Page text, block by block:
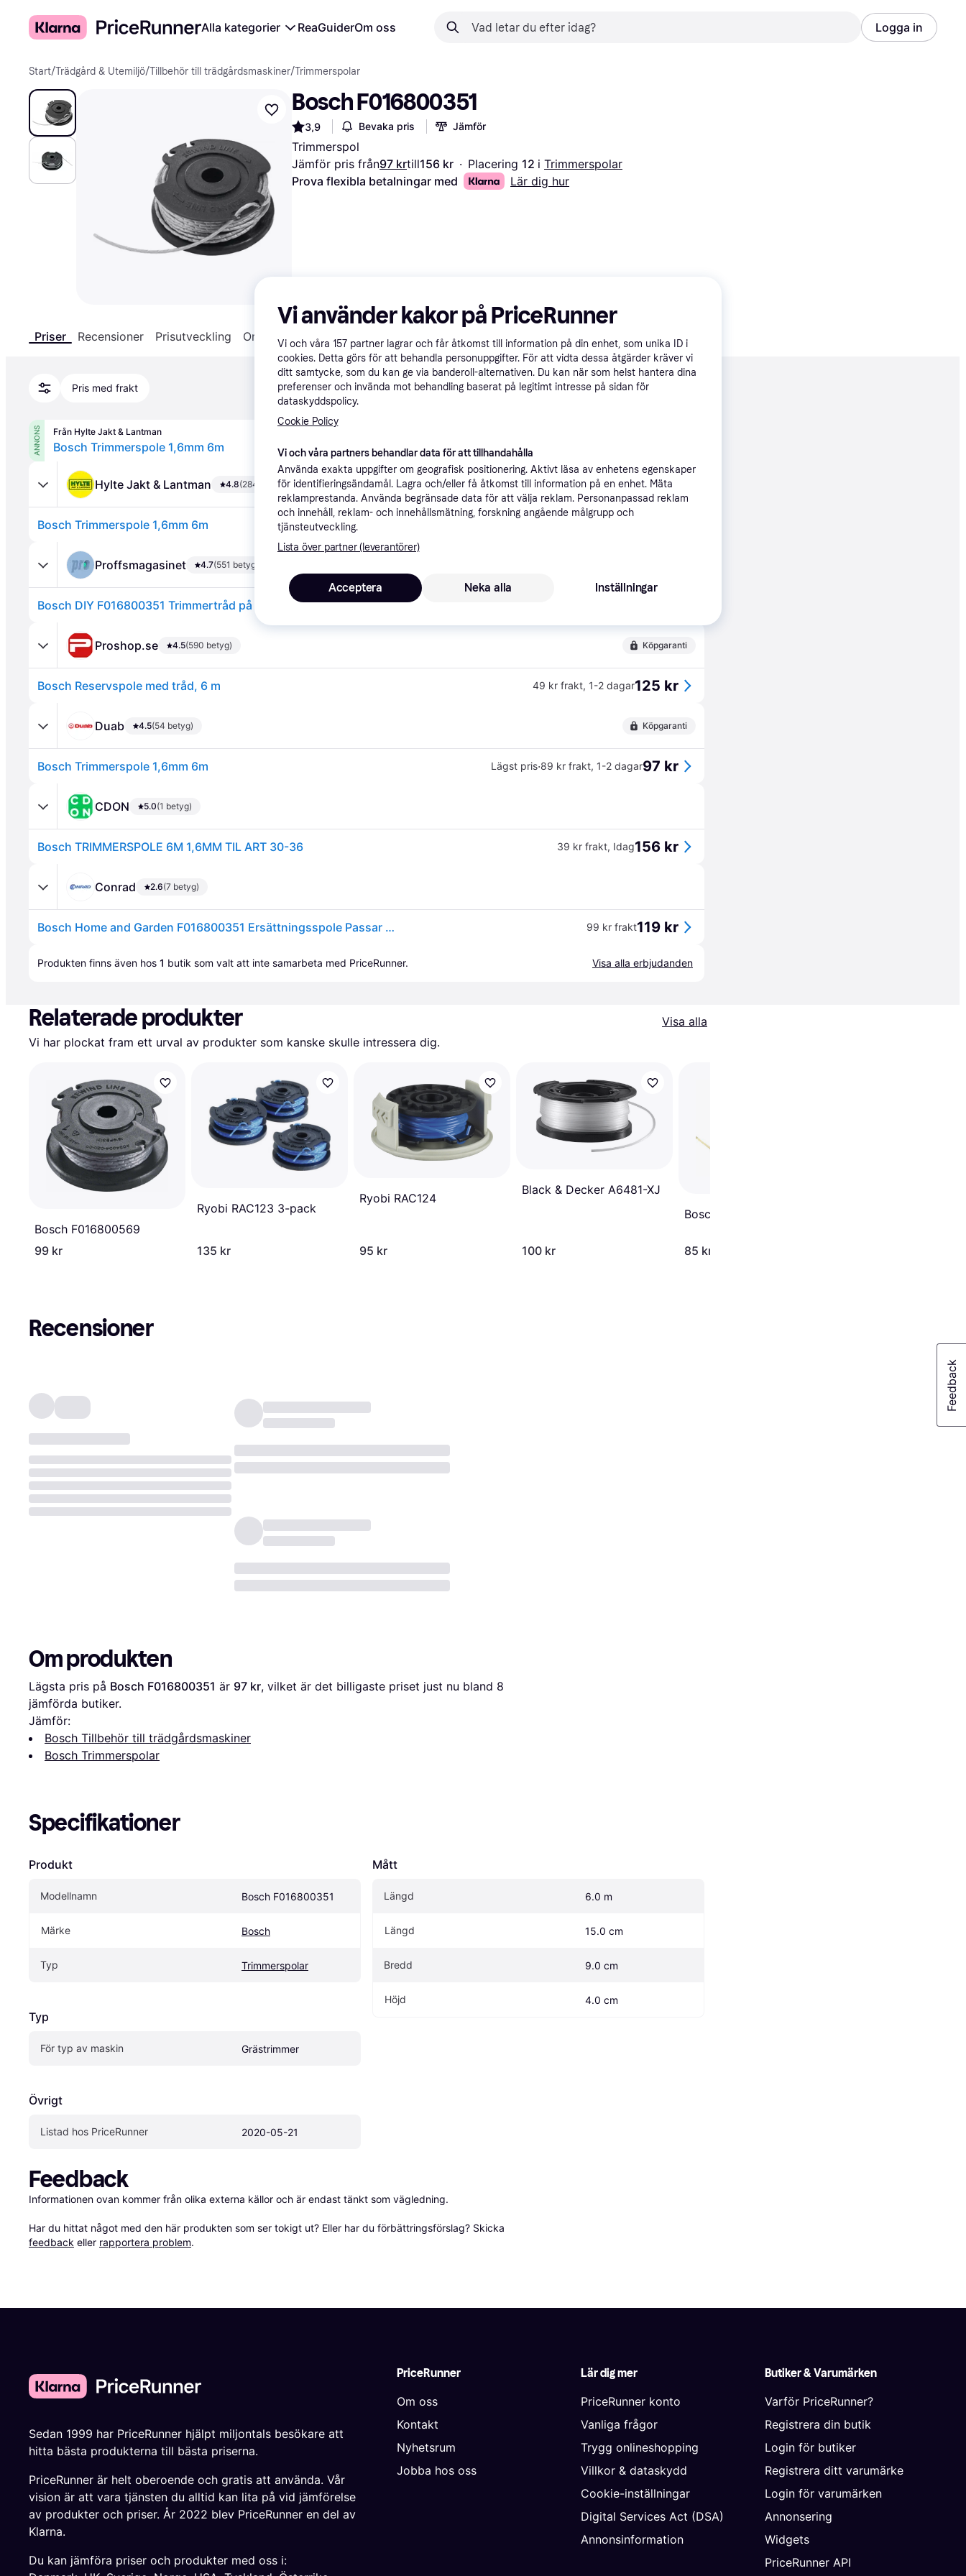
Alla kategorier ReaGuiderOm oss Logga in
Start/Trädgård & Utemiljö/Tillbehör till trädgårdsmaskiner/Trimmerspolar
Bosch F016800351
3,9 Bevaka pris Jämför
Trimmerspol
Jämför pris från97 krtill156 kr · Placering 12 i Trimmerspolar
Prova flexibla betalningar med
Lär dig hur
Priser Recensioner Prisutveckling Om produkten Specifikationer
Pris med frakt Rekommenderad
ANNONS Från Hylte Jakt & Lantman
Bosch Trimmerspole 1,6mm 6m
Hylte Jakt & Lantman 4.8(284 betyg) Köpgaranti
Bosch Trimmerspole 1,6mm 6m
Proffsmagasinet 4.7(551 betyg)
Bosch DIY F016800351 Trimmertråd på spole, för ART 30-36 LI
Proshop.se 4.5(590 betyg) Köpgaranti
Bosch Reservspole med tråd, 6 m 49 kr frakt, 1-2 dagar125 kr
Duab 4.5(54 betyg) Köpgaranti
Bosch Trimmerspole 1,6mm 6m Lägst pris·89 kr frakt, 1-2 dagar97 kr
CDON 5.0(1 betyg)
Bosch TRIMMERSPOLE 6M 1,6MM TIL ART 30-36 39 kr frakt, Idag156 kr
Conrad 2.6(7 betyg)
Bosch Home and Garden F016800351 Ersättningsspole Passar till: Bosch ART 30-36 LI, Bosch ART 24, Bosch ART 27, Bosch ART 30 99 kr frakt119 kr
Produkten finns även hos 1 butik som valt att inte samarbeta med PriceRunner. Visa alla erbjudanden
Relaterade produkter
Visa alla
Vi har plockat fram ett urval av produkter som kanske skulle intressera dig.
Bosch F016800569
99 kr
Ryobi RAC123 3-pack
135 kr
Ryobi RAC124
95 kr
Black & Decker A6481-XJ
100 kr
Bosch F016800351
85 kr
Recensioner
Om produkten
Lägsta pris på Bosch F016800351 är 97 kr, vilket är det billigaste priset just nu bland 8
jämförda butiker.
Jämför:
Bosch Tillbehör till trädgårdsmaskiner
Bosch Trimmerspolar
Specifikationer
Produkt
Modellnamn Bosch F016800351
Märke Bosch
Typ Trimmerspolar
Typ
För typ av maskin Grästrimmer
Övrigt
Listad hos PriceRunner 2020-05-21
Mått
Längd 6.0 m
Längd 15.0 cm
Bredd 9.0 cm
Höjd 4.0 cm
Feedback
Informationen ovan kommer från olika externa källor och är endast tänkt som vägledning.
Har du hittat något med den här produkten som ser tokigt ut? Eller har du förbättringsförslag? Skicka
feedback eller rapportera problem.
PriceRunner
Om oss
Kontakt
Nyhetsrum
Jobba hos oss
Lär dig mer
PriceRunner konto
Vanliga frågor
Trygg onlineshopping
Villkor & dataskydd
Cookie-inställningar
Digital Services Act (DSA)
Annonsinformation
Butiker & Varumärken
Varför PriceRunner?
Registrera din butik
Login för butiker
Registrera ditt varumärke
Login för varumärken
Annonsering
Widgets
PriceRunner API
Sedan 1999 har PriceRunner hjälpt miljontals besökare att
hitta bästa produkterna till bästa priserna.
PriceRunner är helt oberoende och gratis att använda. Vår
vision är att vara tjänsten du alltid kan lita på vid jämförelse
av produkter och priser. År 2022 blev PriceRunner en del av
Klarna.
Du kan jämföra priser och produkter med oss i:
Vi använder kakor på PriceRunner
Vi och våra 157 partner lagrar och får åtkomst till information på din enhet, som unika ID i
cookies. Detta görs för att behandla personuppgifter. För att vidta dessa åtgärder kräver vi
ditt samtycke, som du kan ge via banderoll-alternativen. Du kan när som helst hantera dina
preferenser och invända mot behandling baserat på legitimt intresse på sidan för
dataskyddspolicy.
Cookie Policy
Vi och våra partners behandlar data för att tillhandahålla
Använda exakta uppgifter om geografisk positionering. Aktivt läsa av enhetens egenskaper
för identifieringsändamål. Lagra och/eller få åtkomst till information på en enhet. Mäta
reklamprestanda. Använda begränsade data för att välja reklam. Personanpassad reklam
och innehåll, reklam- och innehållsmätning, forskning angående målgrupp och
tjänsteutveckling.
Lista över partner (leverantörer)
Neka alla
Acceptera Inställningar